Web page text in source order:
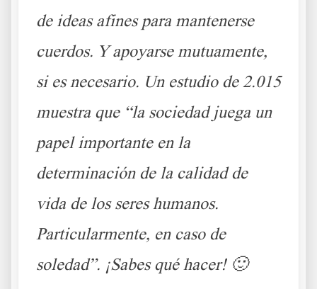
de ideas afines para mantenerse
cuerdos. Y apoyarse mutuamente,
si es necesario. Un estudio de 2.015
muestra que “la sociedad juega un
papel importante en la
determinación de la calidad de
vida de los seres humanos.
Particularmente, en caso de
soledad”. ¡Sabes qué hacer! 🙂